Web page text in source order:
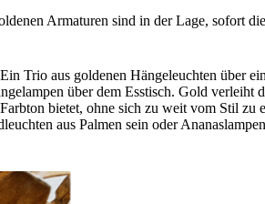
Armaturen sind in der Lage, sofort
Trio aus goldenen Hängeleuchten über
über dem Esstisch. Gold verleiht
bietet, ohne sich zu weit vom Stil zu
aus Palmen sein oder